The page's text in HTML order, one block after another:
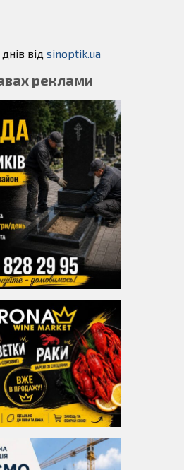
від sinoptik.ua
реклами